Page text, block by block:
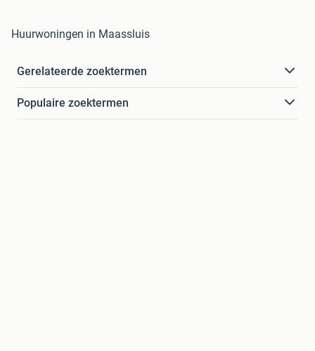
Huurwoningen in Maassluis
Gerelateerde zoektermen
Populaire zoektermen